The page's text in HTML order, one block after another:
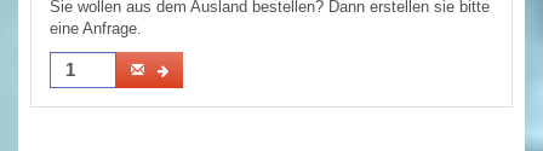
Sie wollen aus dem Ausland bestellen? Dann erstellen sie bitte
eine Anfrage.